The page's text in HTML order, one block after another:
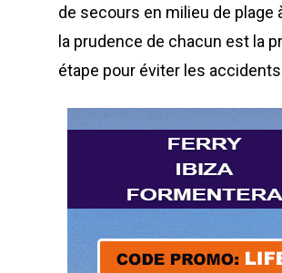
de secours en milieu de plage
la prudence de chacun est la
étape pour éviter les